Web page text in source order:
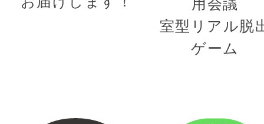
室型リアル脱
ゲーム